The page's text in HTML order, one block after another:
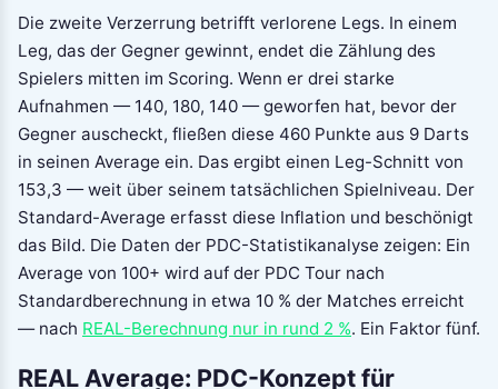
Die zweite Verzerrung betrifft verlorene Legs. In einem
Leg, das der Gegner gewinnt, endet die Zählung des
Spielers mitten im Scoring. Wenn er drei starke
Aufnahmen — 140, 180, 140 — geworfen hat, bevor der
Gegner auscheckt, fließen diese 460 Punkte aus 9 Darts
in seinen Average ein. Das ergibt einen Leg-Schnitt von
153,3 — weit über seinem tatsächlichen Spielniveau. Der
Standard-Average erfasst diese Inflation und beschönigt
das Bild. Die Daten der PDC-Statistikanalyse zeigen: Ein
Average von 100+ wird auf der PDC Tour nach
Standardberechnung in etwa 10 % der Matches erreicht
— nach REAL-Berechnung nur in rund 2 %. Ein Faktor fünf.
REAL Average: PDC-Konzept für